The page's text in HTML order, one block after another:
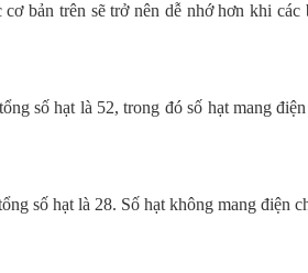
bản trên sẽ trở nên dễ nhớ hơn khi
số hạt là 52, trong đó số hạt mang
số hạt là 28. Số hạt không mang điện